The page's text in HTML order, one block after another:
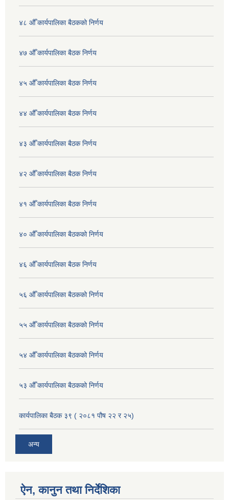
४८ औँ कार्यपालिका बैठकको निर्णय
४७ औँ कार्यपालिका बैठक निर्णय
४५ औँ कार्यपालिका बैठक निर्णय
४४ औँ कार्यपालिका बैठक निर्णय
४३ औँ कार्यपालिका बैठक निर्णय
४२ औँ कार्यपालिका बैठक निर्णय
४१ औँ कार्यपालिका बैठक निर्णय
४० औँ कार्यपालिका बैठकको निर्णय
४६ औँ कार्यपालिका बैठक निर्णय
५६ औँ कार्यपालिका बैठकको निर्णय
५५ औँ कार्यपालिका बैठकको निर्णय
५४ औँ कार्यपालिका बैठकको निर्णय
५३ औँ कार्यपालिका बैठकको निर्णय
कार्यपालिका बैठक ३९ ( २०८१ पौष २२ र २५)
अन्य
ऐन, कानुन तथा निर्देशिका